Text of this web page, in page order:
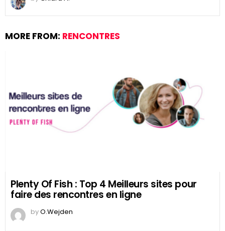
MORE FROM: RENCONTRES
Plenty Of Fish : Top 4 Meilleurs sites pour
faire des rencontres en ligne
byO.Wejden